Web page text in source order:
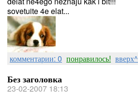
sovetuite 4e elat...
комментарии: 0 понравилось! вверх^
Без заголовка
23-02-2007 18:13